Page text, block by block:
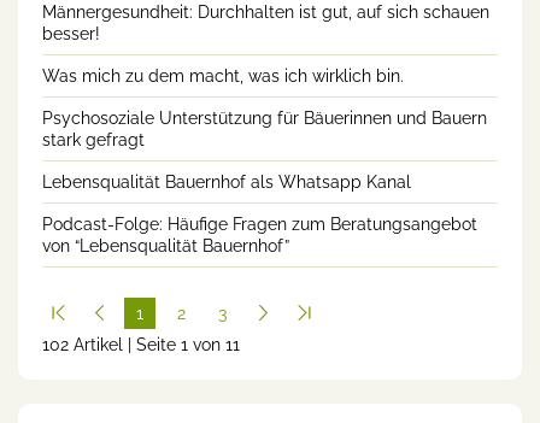
Männergesundheit: Durchhalten ist gut, auf sich schauen
besser!
Was mich zu dem macht, was ich wirklich bin.
Psychosoziale Unterstützung für Bäuerinnen und Bauern
stark gefragt
Lebensqualität Bauernhof als Whatsapp Kanal
Podcast-Folge: Häufige Fragen zum Beratungsangebot
von “Lebensqualität Bauernhof”
1
(cur
2
3
102 Artikel | Seite 1 von 11